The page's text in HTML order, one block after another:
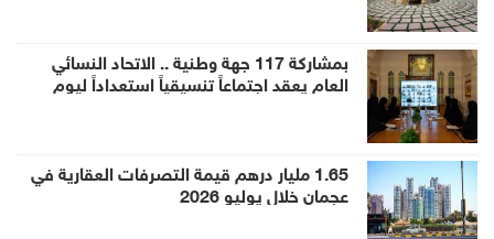
بمشاركة 117 جهة وطنية .. الاتحاد النسائي
العام يعقد اجتماعاً تنسيقياً استعداداً ليوم
المرأة الإماراتية 2026
1.65 مليار درهم قيمة التصرفات العقارية في
عجمان خلال يوليو 2026